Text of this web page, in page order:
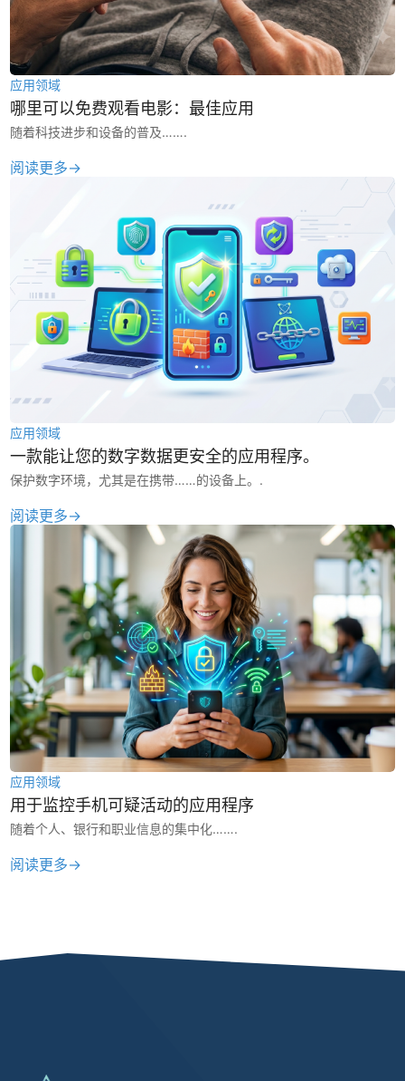
应用领域
哪里可以免费观看电影：最佳应用
随着科技进步和设备的普及…….
阅读更多→
应用领域
一款能让您的数字数据更安全的应用程序。
保护数字环境，尤其是在携带……的设备上。.
阅读更多→
应用领域
用于监控手机可疑活动的应用程序
随着个人、银行和职业信息的集中化…….
阅读更多→